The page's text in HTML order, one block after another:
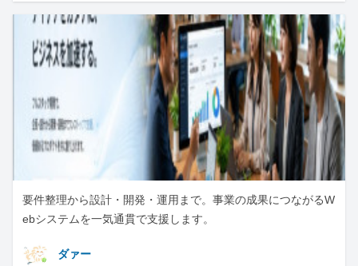
要件整理から設計・開発・運用まで。事業の成果につながるW
ebシステムを一気通貫で支援します。
ダァー